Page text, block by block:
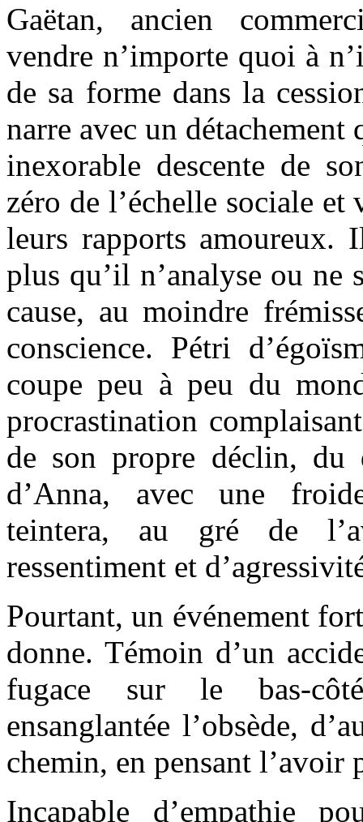
Gaëtan, ancien
vendre n’importe quoi à
de sa forme dans la
narre avec un
inexorable descente de
zéro de l’échelle sociale et
leurs rapports amoureux.
plus qu’il n’analyse ou ne
cause, au moindre
conscience. Pétri
coupe peu à peu du
procrastination
de son propre déclin, du
d’Anna, avec une
teintera, au gré de
ressentiment et
Pourtant, un événement
donne. Témoin d’un
fugace sur le bas-
ensanglantée l’obsède,
chemin, en pensant l’avoir
Incapable d’empathie